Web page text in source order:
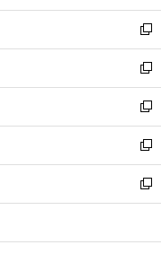
開
く
ウ
で
開
く
ン
ド
ウ
で
開
く
ウ
ィ
ン
ド
ウ
で
開
く
新
し
い
ウ
ィ
ン
ド
ウ
で
開
新
し
い
ウ
ィ
ン
ド
ウ
開
新
し
い
ウ
ィ
ン
ウ
新
し
い
ウ
ン
新
し
ウ